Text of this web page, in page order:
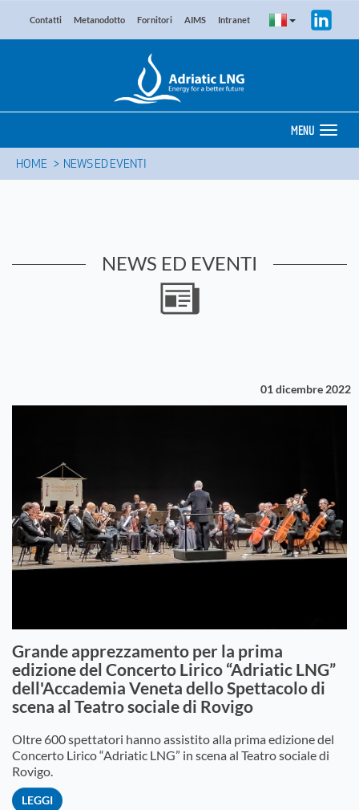
Contatti Metanodotto Fornitori AIMS Intranet
MENU
HOME NEWS ED EVENTI
NEWS ED EVENTI
01 dicembre 2022
Grande apprezzamento per la prima
edizione del Concerto Lirico “Adriatic LNG”
dell'Accademia Veneta dello Spettacolo di
scena al Teatro sociale di Rovigo
Oltre 600 spettatori hanno assistito alla prima edizione del
Concerto Lirico “Adriatic LNG” in scena al Teatro sociale di
Rovigo.
LEGGI